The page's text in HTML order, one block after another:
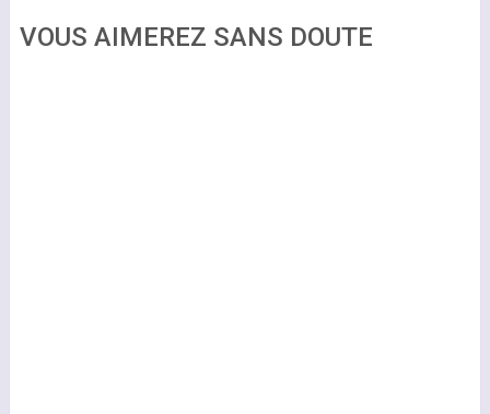
VOUS AIMEREZ SANS DOUTE